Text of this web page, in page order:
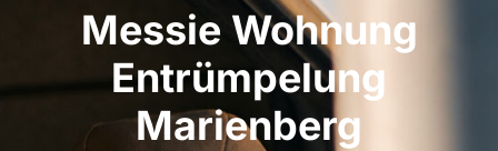
Messie Wohnung
Entrümpelung
Marienberg